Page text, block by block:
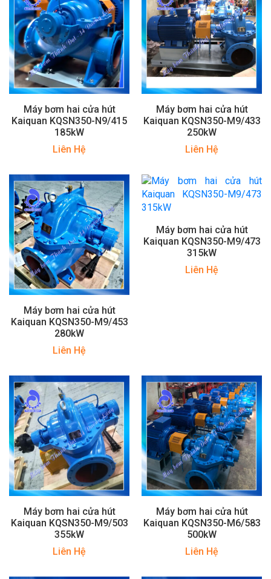
Máy bơm hai cửa hút
Kaiquan KQSN350-N9/415
185kW
Liên Hệ
Máy bơm hai cửa hút
Kaiquan KQSN350-M9/433
250kW
Liên Hệ
Máy bơm hai cửa hút
Kaiquan KQSN350-M9/453
280kW
Liên Hệ
Máy bơm hai cửa hút
Kaiquan KQSN350-M9/473
315kW
Liên Hệ
Máy bơm hai cửa hút
Kaiquan KQSN350-M9/503
355kW
Liên Hệ
Máy bơm hai cửa hút
Kaiquan KQSN350-M6/583
500kW
Liên Hệ